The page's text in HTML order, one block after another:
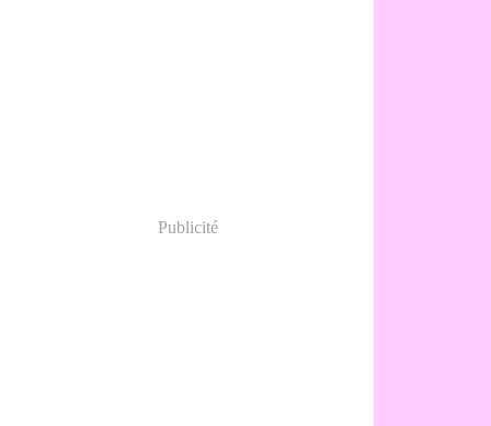
Publicité